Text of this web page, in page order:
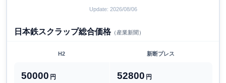
Update: 2026/08/06
日本鉄スクラップ総合価格（産業新聞）
H2 新断プレス
50000 円 52800 円